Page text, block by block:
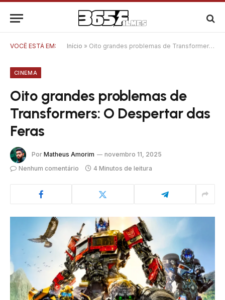
VOCÊ ESTÁ EM: Início » Oito grandes problemas de Transformers: O Despertar das Feras
CINEMA
Oito grandes problemas de
Transformers: O Despertar das
Feras
Por Matheus Amorim
novembro 11, 2025
Nenhum comentário
4 Minutos de leitura